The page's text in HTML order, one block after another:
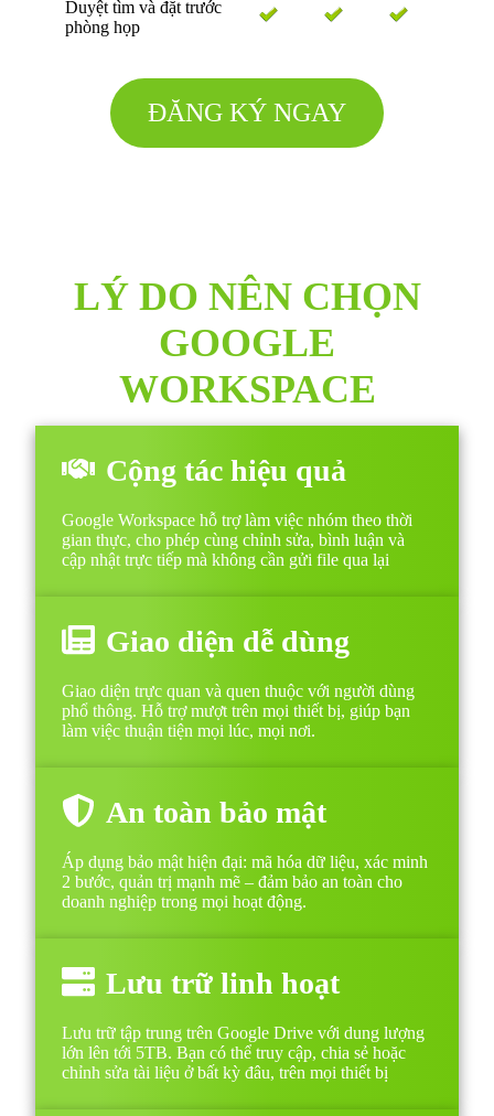
Duyệt tìm và đặt trước
phòng họp
ĐĂNG KÝ NGAY
LÝ DO NÊN CHỌN
GOOGLE
WORKSPACE
Cộng tác hiệu quả
Google Workspace hỗ trợ làm việc nhóm theo thời
gian thực, cho phép cùng chỉnh sửa, bình luận và
cập nhật trực tiếp mà không cần gửi file qua lại
Giao diện dễ dùng
Giao diện trực quan và quen thuộc với người dùng
phổ thông. Hỗ trợ mượt trên mọi thiết bị, giúp bạn
làm việc thuận tiện mọi lúc, mọi nơi.
An toàn bảo mật
Áp dụng bảo mật hiện đại: mã hóa dữ liệu, xác minh
2 bước, quản trị mạnh mẽ – đảm bảo an toàn cho
doanh nghiệp trong mọi hoạt động.
Lưu trữ linh hoạt
Lưu trữ tập trung trên Google Drive với dung lượng
lớn lên tới 5TB. Bạn có thể truy cập, chia sẻ hoặc
chỉnh sửa tài liệu ở bất kỳ đâu, trên mọi thiết bị